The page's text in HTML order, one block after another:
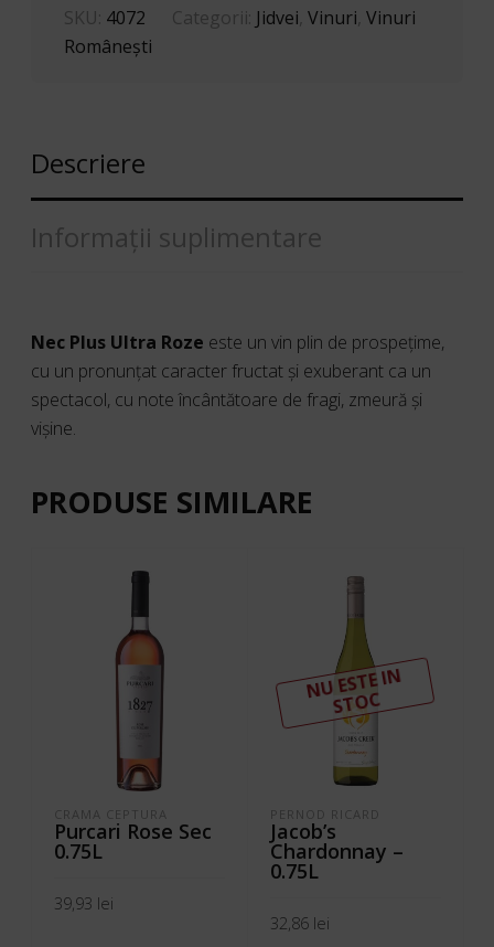
SKU: 4072 Categorii: Jidvei ,Vinuri ,Vinuri
Româneşti
Descriere
Informații suplimentare
Nec Plus Ultra Roze este un vin plin de prospețime,
cu un pronunțat caracter fructat și exuberant ca un
spectacol, cu note încântătoare de fragi, zmeură și
vișine.
PRODUSE SIMILARE
CRAMA CEPTURA
Purcari Rose Sec
0.75L
39,93 lei
N
U ESTE I
N
ST
OC
PERNOD RICARD
Jacob’s
Chardonnay –
0.75L
32,86 lei